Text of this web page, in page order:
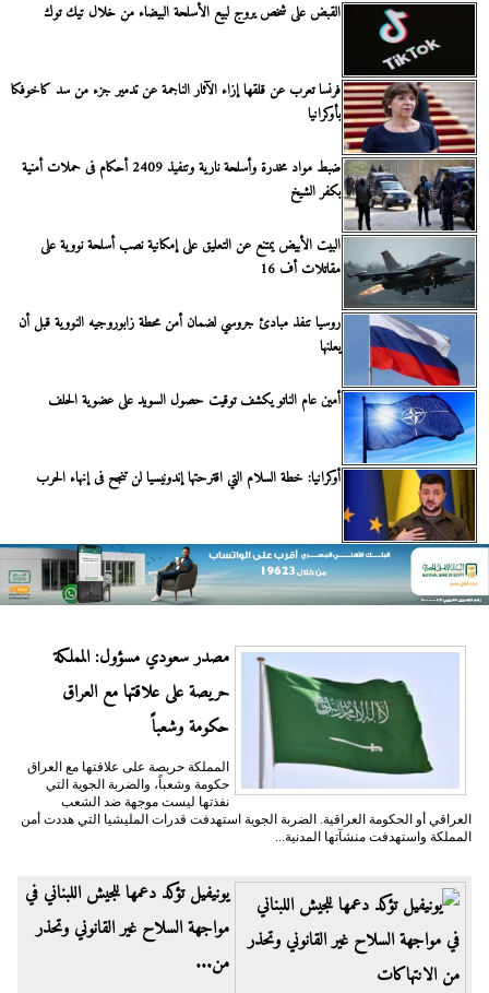
القبض على شخص يروج لبيع الأسلحة البيضاء من خلال تيك توك
فرنسا تعرب عن قلقها إزاء الآثار الناجمة عن تدمير جزء من سد كاخوفكا
بأوكرانيا
ضبط مواد مخدرة وأسلحة نارية وتنفيذ 2409 أحكام فى حملات أمنية
بكفر الشيخ
البيت الأبيض يمتنع عن التعليق على إمكانية نصب أسلحة نووية على
مقاتلات أف 16
روسيا تنفذ مبادئ جروسي لضمان أمن محطة زابوروجيه النووية قبل أن
يعلنها
أمين عام الناتو يكشف توقيت حصول السويد على عضوية الحلف
أوكرانيا: خطة السلام التي اقترحتها إندونيسيا لن تنجح فى إنهاء الحرب
مصدر سعودي مسؤول: المملكة
حريصة على علاقتها مع العراق
حكومة وشعباً
المملكة حريصة على علاقتها مع العراق
حكومة وشعباً، والضربة الجوية التي
نفذتها ليست موجهة ضد الشعب
العراقي أو الحكومة العراقية. الضربة الجوية استهدفت قدرات المليشيا التي هددت أمن
المملكة واستهدفت منشآتها المدنية...
يونيفيل تؤكد دعمها للجيش اللبناني في
مواجهة السلاح غير القانوني وتحذر
من...